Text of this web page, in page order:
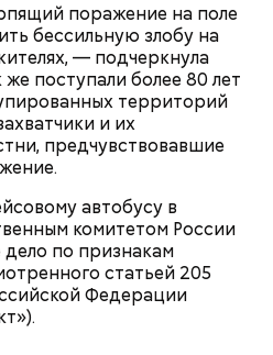
поражение на поле
бессильную злобу на
— подчеркнула
поступали более 80 лет
территорий
и их
предчувствовавшие
автобусу в
комитетом России
по признакам
статьей 205
Федерации
грунтовые.